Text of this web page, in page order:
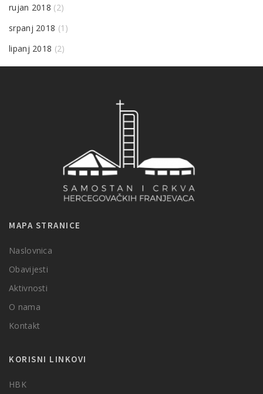
rujan 2018 (2)
srpanj 2018 (1)
lipanj 2018 (2)
MAPA STRANICE
Naslovnica
Obavijesti
Aktivnosti
O nama
Kontakt
KORISNI LINKOVI
HBK